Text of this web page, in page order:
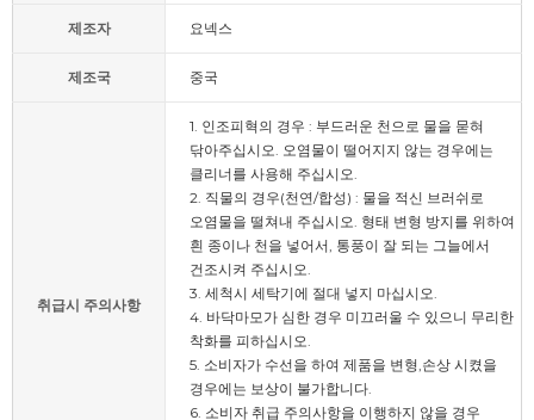
제조자 요넥스
제조국 중국
취급시 주의사항
1. 인조피혁의 경우 : 부드러운 천으로 물을 묻혀
닦아주십시오. 오염물이 떨어지지 않는 경우에는
클리너를 사용해 주십시오.
2. 직물의 경우(천연/합성) : 물을 적신 브러쉬로
오염물을 떨쳐내 주십시오. 형태 변형 방지를 위하여
흰 종이나 천을 넣어서, 통풍이 잘 되는 그늘에서
건조시켜 주십시오.
3. 세척시 세탁기에 절대 넣지 마십시오.
4. 바닥마모가 심한 경우 미끄러울 수 있으니 무리한
착화를 피하십시오.
5. 소비자가 수선을 하여 제품을 변형,손상 시켰을
경우에는 보상이 불가합니다.
6. 소비자 취급 주의사항을 이행하지 않을 경우